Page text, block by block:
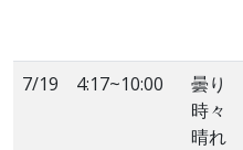
7/19 4:17~10:00
曇り
時々
晴れ